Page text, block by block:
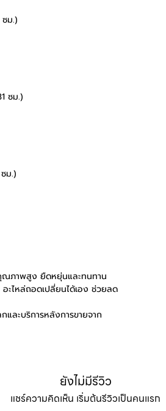
ม.)
ซม.)
ม.)
ณภาพสูง ยืดหยุ่นและทนทาน
ะไหล่ถอดเปลี่ยนได้เอง ช่วยลด
และบริการหลังการขายจาก
ยังไม่มีรีวิว
แชร์ความคิดเห็น เริ่มต้นรีวิวเป็นคนแรก